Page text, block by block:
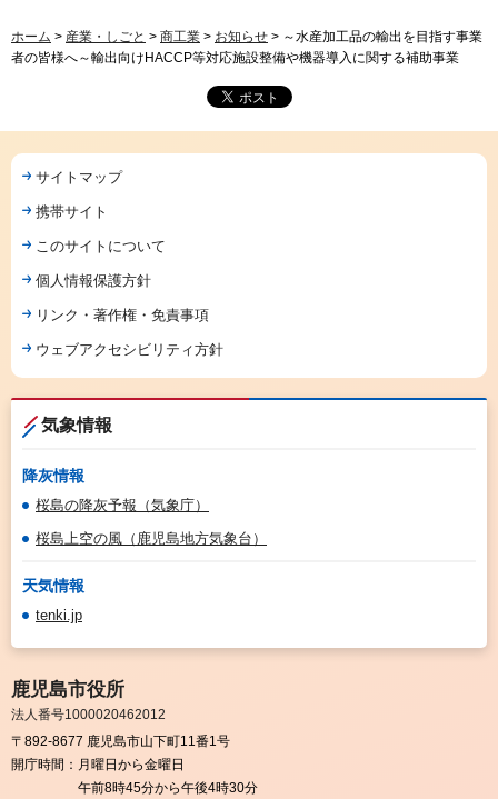
ホーム > 産業・しごと > 商工業 > お知らせ > ～水産加工品の輸出を目指す事業
者の皆様へ～輸出向けHACCP等対応施設整備や機器導入に関する補助事業
サイトマップ
携帯サイト
このサイトについて
個人情報保護方針
リンク・著作権・免責事項
ウェブアクセシビリティ方針
気象情報
降灰情報
桜島の降灰予報（気象庁）
桜島上空の風（鹿児島地方気象台）
天気情報
tenki.jp
鹿児島市役所
法人番号1000020462012
〒892-8677 鹿児島市山下町11番1号
開庁時間： 月曜日から金曜日
午前8時45分から午後4時30分